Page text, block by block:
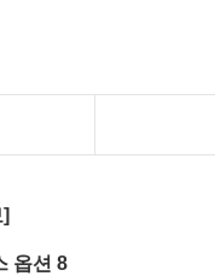
옵션 8